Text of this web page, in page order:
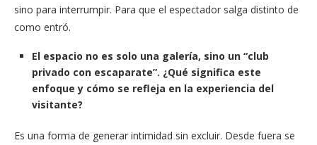
sino para interrumpir. Para que el espectador salga distinto de
como entró.
El espacio no es solo una galería, sino un “club
privado con escaparate”. ¿Qué significa este
enfoque y cómo se refleja en la experiencia del
visitante?
Es una forma de generar intimidad sin excluir. Desde fuera se